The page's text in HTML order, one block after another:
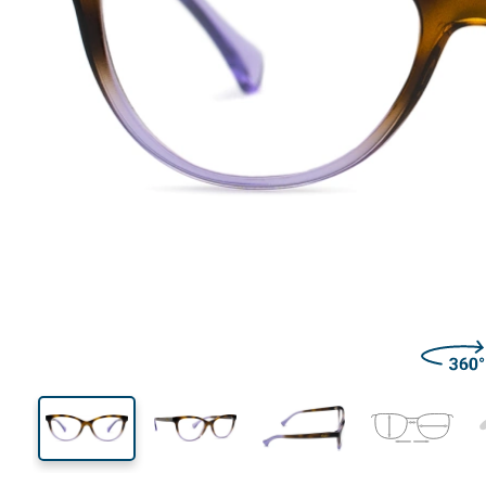
136 mm
Largeur des verres
40 mm
Largeur des verres
54 mm
Largeur des verres
Largeur
des verres